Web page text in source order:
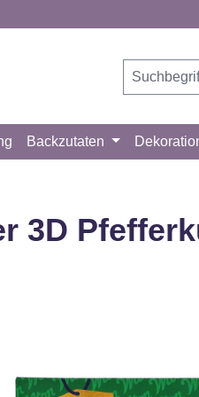
Backzutaten
3D